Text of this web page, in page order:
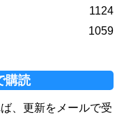
1124
1059
購読
、更新をメールで受